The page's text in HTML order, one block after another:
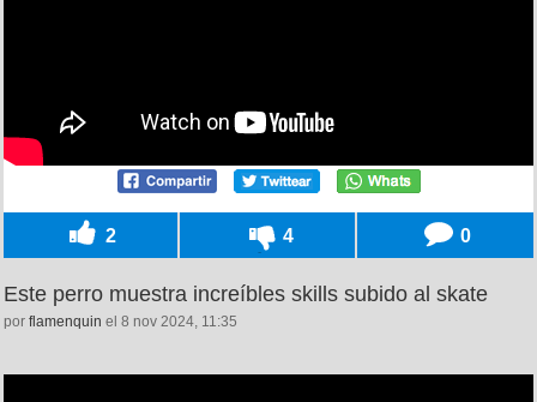
2 4 0
Este perro muestra increíbles skills subido al skate
por flamenquin el 8 nov 2024, 11:35